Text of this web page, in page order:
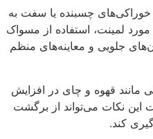
خوراکی‌های چسبنده یا سفت به
لمینت، استفاده از مسواک
جلویی و معاینه‌های منظم
مانند قهوه و چای در افزایش
این نکات می‌تواند از برگشت
کند.